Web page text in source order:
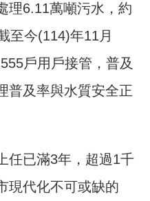
理6.11萬噸污水，約
至今(114)年11月
戶用戶接管，普及
普及率與水質安全正
任已滿3年，超過1千
現代化不可或缺的